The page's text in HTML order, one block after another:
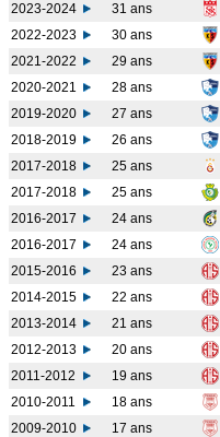
2023-2024
31 ans
2022-2023
30 ans
2021-2022
29 ans
2020-2021
28 ans
2019-2020
27 ans
2018-2019
26 ans
2017-2018
25 ans
2017-2018
25 ans
2016-2017
24 ans
2016-2017
24 ans
2015-2016
23 ans
2014-2015
22 ans
2013-2014
21 ans
2012-2013
20 ans
2011-2012
19 ans
2010-2011
18 ans
2009-2010
17 ans